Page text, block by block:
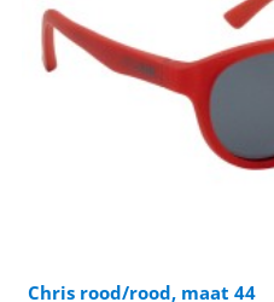
Chris rood/rood, maat 44